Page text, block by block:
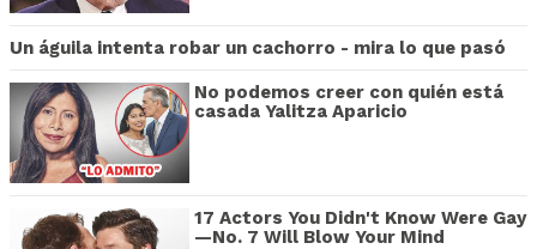
Un águila intenta robar un cachorro - mira lo que pasó
No podemos creer con quién está
casada Yalitza Aparicio
17 Actors You Didn't Know Were Gay
—No. 7 Will Blow Your Mind